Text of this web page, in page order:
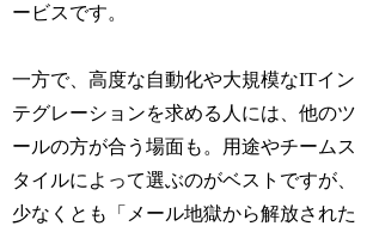
ービスです。
一方で、高度な自動化や大規模なITイン
テグレーションを求める人には、他のツ
ールの方が合う場面も。用途やチームス
タイルによって選ぶのがベストですが、
少なくとも「メール地獄から解放された